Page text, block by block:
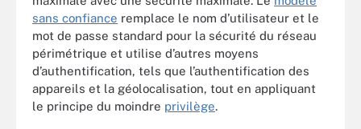
sans confiance remplace le nom d’utilisateur et le
mot de passe standard pour la sécurité du réseau
périmétrique et utilise d’autres moyens
d’authentification, tels que l’authentification des
appareils et la géolocalisation, tout en appliquant
le principe du moindre privilège.